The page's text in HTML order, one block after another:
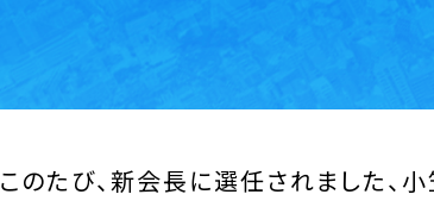
このたび、新会長に選任されました、